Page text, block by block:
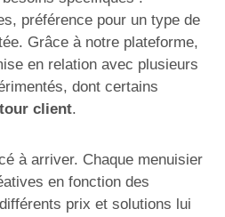
préférence pour un type de
Grâce à notre plateforme,
en relation avec plusieurs
dont certains
client.
à arriver. Chaque menuisier
en fonction des
prix et solutions lui